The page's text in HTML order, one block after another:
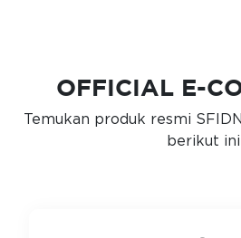
OFFICIAL E-
Temukan produk resmi
berikut ini